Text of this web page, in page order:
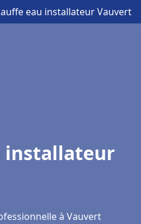
eau installateur Vauvert
installateur
à Vauvert